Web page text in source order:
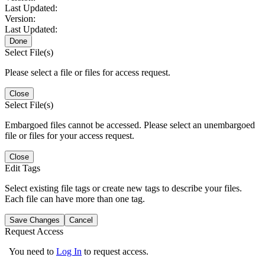
Last Updated:
Version:
Last Updated:
Done
Select File(s)
Please select a file or files for access request.
Close
Select File(s)
Embargoed files cannot be accessed. Please select an unembargoed
file or files for your access request.
Close
Edit Tags
Select existing file tags or create new tags to describe your files.
Each file can have more than one tag.
Save Changes Cancel
Request Access
You need to Log In to request access.